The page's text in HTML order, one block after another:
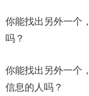
你能找出另外一个
吗？
你能找出另外一个
信息的人吗？